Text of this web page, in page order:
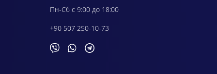
Пн-Сб с 9:00 до 18:00
+90 507 250-10-73